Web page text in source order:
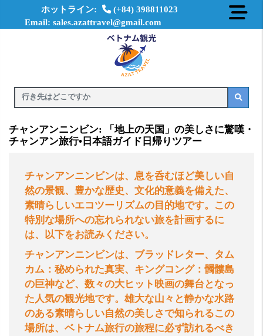
ホットライン:
(+84) 398811023
Email: sales.azattravel@gmail.com
チャンアンニンビン: 「地上の天国」の美しさに驚嘆・
チャンアン旅行•日本語ガイド日帰りツアー
チャンアンニンビンは、息を呑むほど美しい自
然の景観、豊かな歴史、文化的意義を備えた、
素晴らしいエコツーリズムの目的地です。この
特別な場所への忘れられない旅を計画するに
は、以下をお読みください。
チャンアンニンビンは、ブラッドレター、タム
カム：秘められた真実、キングコング：髑髏島
の巨神など、数々の大ヒット映画の舞台となっ
た人気の観光地です。雄大な山々と静かな水路
のある素晴らしい自然の美しさで知られるこの
場所は、ベトナム旅行の旅程に必ず訪れるべき